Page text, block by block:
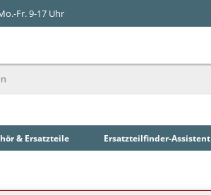
Fr. 9-17 Uhr
& Ersatzteile Ersatzteilfinder-Assistent